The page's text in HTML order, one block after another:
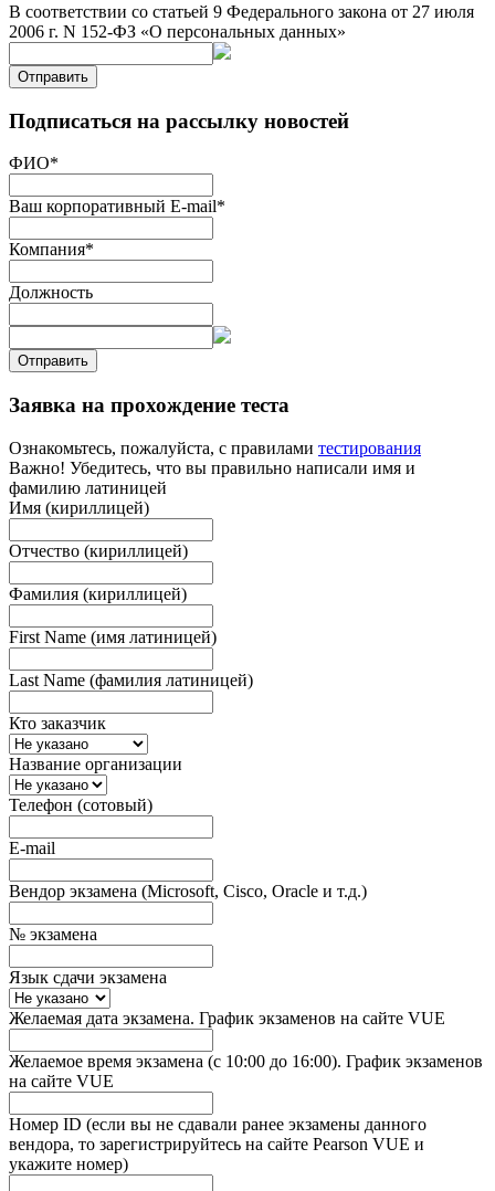
В соответствии со статьей 9 Федерального закона от 27 июля
2006 г. N 152-ФЗ «О персональных данных»
Отправить
Подписаться на рассылку новостей
ФИО*
Ваш корпоративный E-mail*
Компания*
Должность
Отправить
Заявка на прохождение теста
Ознакомьтесь, пожалуйста, с правилами тестирования
Важно! Убедитесь, что вы правильно написали имя и
фамилию латиницей
Имя (кириллицей)
Отчество (кириллицей)
Фамилия (кириллицей)
First Name (имя латиницей)
Last Name (фамилия латиницей)
Кто заказчик
Название организации
Телефон (сотовый)
E-mail
Вендор экзамена (Microsoft, Cisco, Oracle и т.д.)
№ экзамена
Язык сдачи экзамена
Желаемая дата экзамена. График экзаменов на сайте VUE
Желаемое время экзамена (с 10:00 до 16:00). График экзаменов
на сайте VUE
Номер ID (если вы не сдавали ранее экзамены данного
вендора, то зарегистрируйтесь на сайте Pearson VUE и
укажите номер)